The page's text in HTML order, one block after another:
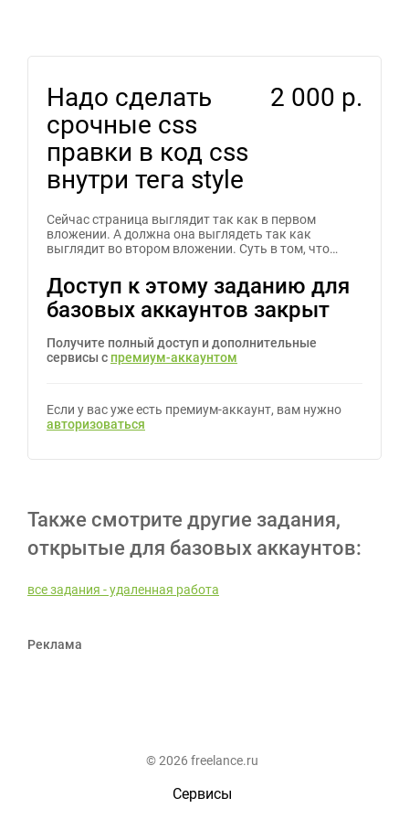
Надо сделать
срочные css
правки в код css
внутри тега style
2 000 р.
Сейчас страница выглядит так как в первом
вложении. А должна она выглядеть так как
выглядит во втором вложении. Суть в том, что…
Доступ к этому заданию для
базовых аккаунтов закрыт
Получите полный доступ и дополнительные
сервисы с премиум-аккаунтом
Если у вас уже есть премиум-аккаунт, вам нужно
авторизоваться
Также смотрите другие задания,
открытые для базовых аккаунтов:
все задания - удаленная работа
Реклама
© 2026 freelance.ru
Сервисы